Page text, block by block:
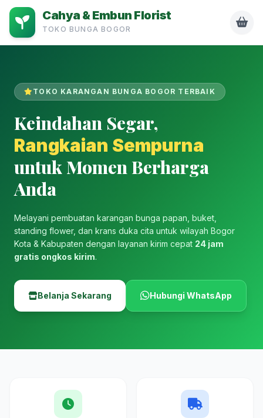
Cahya & Embun Florist
TOKO BUNGA BOGOR
TOKO KARANGAN BUNGA BOGOR TERBAIK
Keindahan Segar,
Rangkaian Sempurna
untuk Momen Berharga
Anda
Melayani pembuatan karangan bunga papan, buket,
standing flower, dan krans duka cita untuk wilayah Bogor
Kota & Kabupaten dengan layanan kirim cepat 24 jam
gratis ongkos kirim.
Belanja Sekarang Hubungi WhatsApp